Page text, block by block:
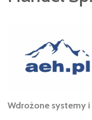
Wdrożone systemy i